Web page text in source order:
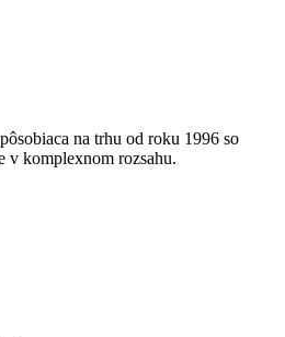
na trhu od roku 1996 so
v komplexnom rozsahu.